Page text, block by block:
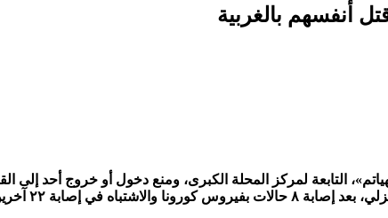
أنفسهم بالغربية
إصابة ٨ حالات بفيروس كورونا والاشتباه في إصابة ٢٢ آخرين